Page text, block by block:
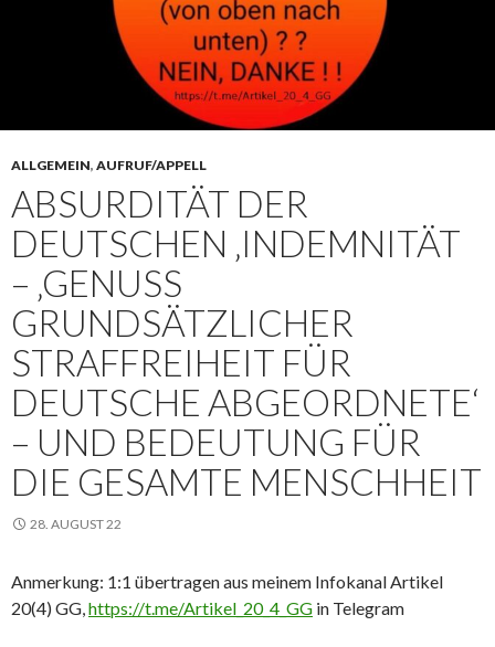
ALLGEMEIN, AUFRUF/APPELL
ABSURDITÄT DER
DEUTSCHEN ‚INDEMNITÄT
– ‚GENUSS
GRUNDSÄTZLICHER
STRAFFREIHEIT FÜR
DEUTSCHE ABGEORDNETE‘
– UND BEDEUTUNG FÜR
DIE GESAMTE MENSCHHEIT
28. AUGUST 22
Anmerkung: 1:1 übertragen aus meinem Infokanal Artikel
20(4) GG,https://t.me/Artikel_20_4_GG in Telegram